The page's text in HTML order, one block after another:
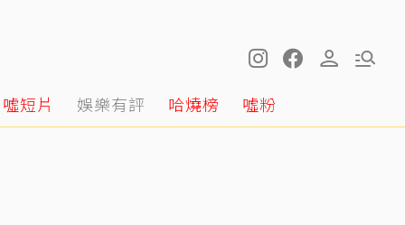
噓短片 娛樂有評 哈燒榜 噓粉